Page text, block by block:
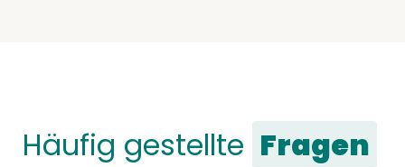
Häufig gestellte Fragen